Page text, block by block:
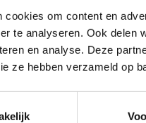
cookies om content en
te analyseren. Ook delen
en analyse. Deze
ze hebben verzameld op